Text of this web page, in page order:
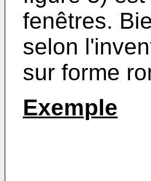
fenêtres.
selon
sur forme
Exemple